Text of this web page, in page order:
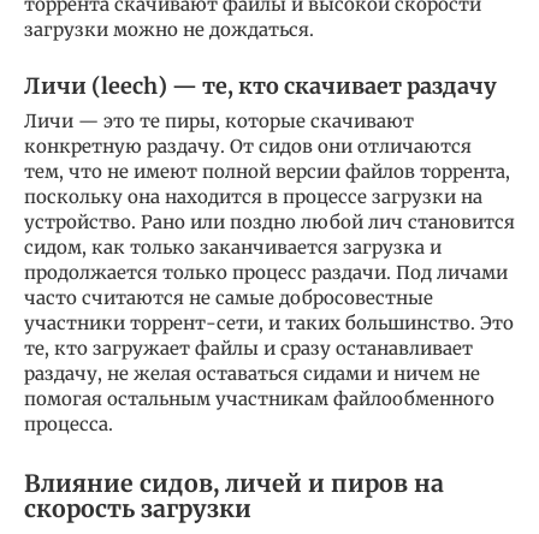
загрузки можно не дождаться.
Личи (leech) — те, кто скачивает раздачу
Личи — это те пиры, которые скачивают
конкретную раздачу. От сидов они отличаются
тем, что не имеют полной версии файлов торрента,
поскольку она находится в процессе загрузки на
устройство. Рано или поздно любой лич становится
сидом, как только заканчивается загрузка и
продолжается только процесс раздачи. Под личами
часто считаются не самые добросовестные
участники торрент-сети, и таких большинство. Это
те, кто загружает файлы и сразу останавливает
раздачу, не желая оставаться сидами и ничем не
помогая остальным участникам файлообменного
процесса.
Влияние сидов, личей и пиров на
скорость загрузки